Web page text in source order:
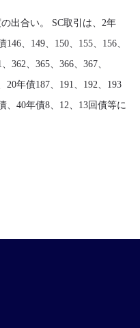
出合い。 SC取引は、2年
、149、150、155、156、
362、365、366、367、
20年債187、191、192、193
、40年債8、12、13回債等に